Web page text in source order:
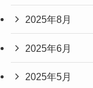
2025年8月
2025年6月
2025年5月